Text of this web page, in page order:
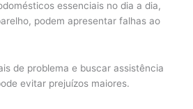
essenciais no dia a dia,
podem apresentar falhas ao
de problema e buscar assistência
evitar prejuízos maiores.